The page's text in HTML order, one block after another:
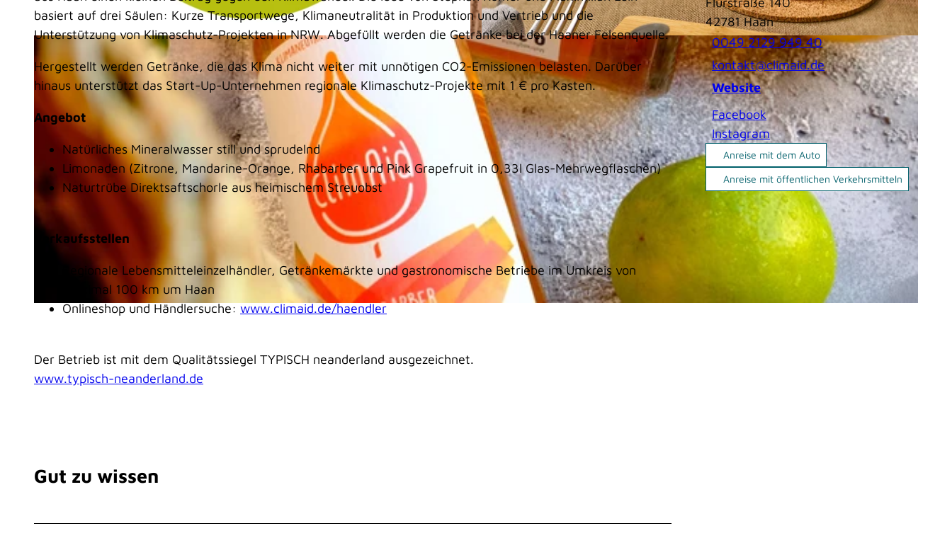
© ClimAid GmbH
© Kreis Mettmann, Patrick Gawandtka |
basiert auf drei Säulen: Kurze Transportwege, Klimaneutralität in Produktion und Vertrieb und die
Unterstützung von Klimaschutz-Projekten in NRW. Abgefüllt werden die Getränke bei der Haaner Felsenquelle.
Hergestellt werden Getränke, die das Klima nicht weiter mit unnötigen CO2-Emissionen belasten. Darüber
hinaus unterstützt das Start-Up-Unternehmen regionale Klimaschutz-Projekte mit 1 € pro Kasten.
Angebot
Natürliches Mineralwasser still und sprudelnd
Limonaden (Zitrone, Mandarine-Orange, Rhabarber und Pink Grapefruit in 0,33l Glas-Mehrwegflaschen)
Naturtrübe Direktsaftschorle aus heimischem Streuobst
Verkaufsstellen
Regionale Lebensmitteleinzelhändler, Getränkemärkte und gastronomische Betriebe im Umkreis von
maximal 100 km um Haan
Onlineshop und Händlersuche:www.climaid.de/haendler
Der Betrieb ist mit dem Qualitätssiegel TYPISCH neanderland ausgezeichnet.
www.typisch-neanderland.de
Gut zu wissen
42781Haan
0049 2129 949 40
kontakt@climaid.de
Website
Facebook
Instagram
Anreise mit dem Auto
Anreise mit öffentlichen Verkehrsmitteln